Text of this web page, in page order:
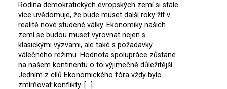
Rodina demokratických evropských zemí si stále
více uvědomuje, že bude muset další roky žít v
realitě nové studené války. Ekonomiky našich
zemí se budou muset vyrovnat nejen s
klasickými výzvami, ale také s požadavky
válečného režimu. Hodnota spolupráce zůstane
na našem kontinentu o to výjimečně důležitější.
Jedním z cílů Ekonomického fóra vždy bylo
zmírňovat konflikty. […]